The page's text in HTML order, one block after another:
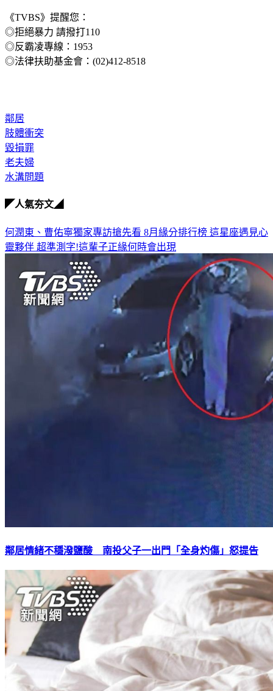
《TVBS》提醒您：
◎拒絕暴力 請撥打110
◎反霸凌專線：1953
◎法律扶助基金會：(02)412-8518
鄰居
肢體衝突
毀損罪
老夫婦
水溝問題
◤人氣夯文◢
何潤東、曹佑寧獨家專訪搶先看 8月緣分排行榜 這星座遇見心
靈夥伴 超準測字!這輩子正緣何時會出現
鄰居情緒不穩潑鹽酸 南投父子一出門「全身灼傷」怒提告